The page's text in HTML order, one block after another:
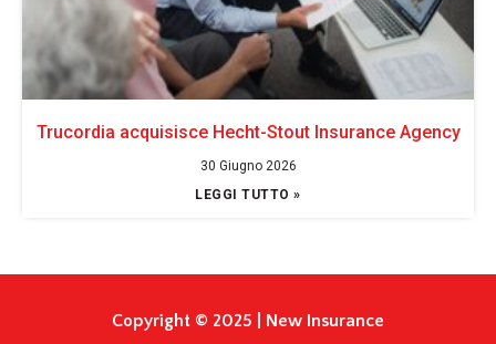
Trucordia acquisisce Hecht-Stout Insurance Agency
30 Giugno 2026
LEGGI TUTTO »
Copyright © 2025 | New Insurance